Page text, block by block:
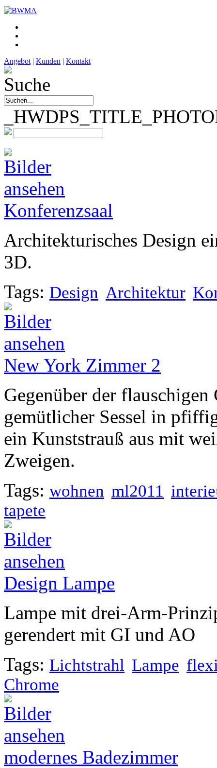
Angebot | Kunden | Kontakt
Konferenzsaal
Architekturisches Design
3D.
Tags: Design Architektur
New York Zimmer 2
Gegenüber der flauschigen
gemütlicher Sessel in
ein Kunststrauß aus mit
Zweigen.
Tags: wohnen ml2011
tapete
Design Lampe
Lampe mit drei-Arm-
gerendert mit GI und AO
Tags: Lichtstrahl Lampe
Chrome
modernes Badezimmer